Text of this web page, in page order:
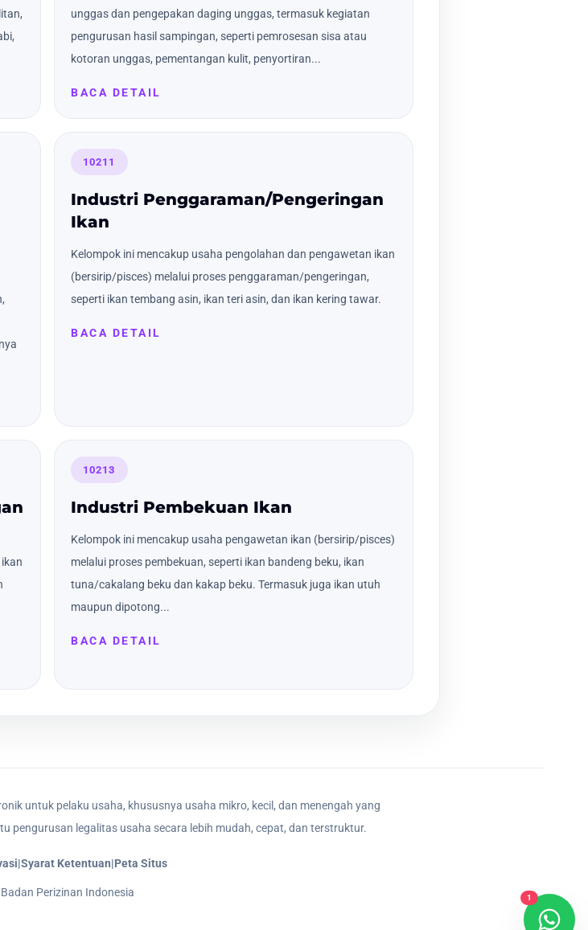
unggas dan pengepakan daging unggas, termasuk kegiatan
pengurusan hasil sampingan, seperti pemrosesan sisa atau
kotoran unggas, pementangan kulit, penyortiran...
BACA DETAIL
10211
Industri Penggaraman/Pengeringan
Ikan
Kelompok ini mencakup usaha pengolahan dan pengawetan ikan
(bersirip/pisces) melalui proses penggaraman/pengeringan,
seperti ikan tembang asin, ikan teri asin, dan ikan kering tawar.
BACA DETAIL
10213
Industri Pembekuan Ikan
Kelompok ini mencakup usaha pengawetan ikan (bersirip/pisces)
melalui proses pembekuan, seperti ikan bandeng beku, ikan
tuna/cakalang beku dan kakap beku. Termasuk juga ikan utuh
maupun dipotong...
BACA DETAIL
untuk pelaku usaha, khususnya usaha mikro, kecil, dan menengah yang
pengurusan legalitas usaha secara lebih mudah, cepat, dan terstruktur.
|Syarat Ketentuan|Peta Situs
Perizinan Indonesia 1